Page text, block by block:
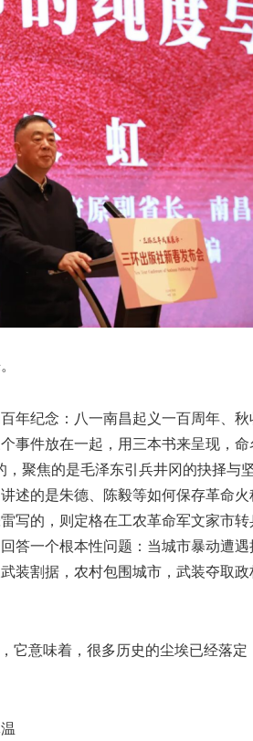
纪念：八一南昌起义一百周年、秋
事件放在一起，用三本书来呈现，命
聚焦的是毛泽东引兵井冈的抉择与
的是朱德、陈毅等如何保存革命火
的，则定格在工农革命军文家市转
答一个根本性问题：当城市暴动遭
装割据，农村包围城市，武装夺取
意味着，很多历史的尘埃已经落定